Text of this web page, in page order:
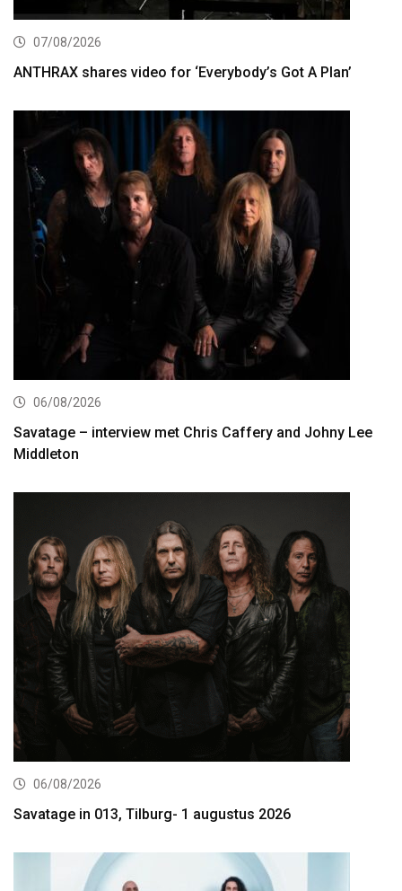
07/08/2026
ANTHRAX shares video for ‘Everybody’s Got A Plan’
06/08/2026
Savatage – interview met Chris Caffery and Johny Lee
Middleton
06/08/2026
Savatage in 013, Tilburg- 1 augustus 2026